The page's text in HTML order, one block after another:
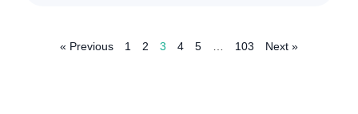
« Previous 1 2 3 4 5 … 103 Next »